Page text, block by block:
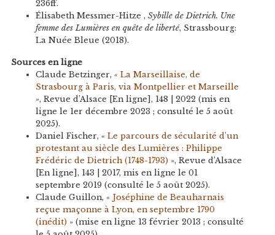
236ff.
Élisabeth Messmer-Hitze , Sybille de Dietrich. Une
femme des Lumières en quête de liberté, Strassbourg:
La Nuée Bleue (2018).
Sources en ligne
Claude Betzinger, « La Marseillaise, de
Strasbourg à Paris, via Montpellier et Marseille
», Revue d’Alsace [En ligne], 148 | 2022 (mis en
ligne le 1er décembre 2023 ; consulté le 5 août
2025).
Daniel Fischer, « Le parcours de sécularité d’un
protestant au siècle des Lumières : Philippe
Frédéric de Dietrich (1748-1793)», Revue d’Alsace
[En ligne], 143 | 2017, mis en ligne le 01
septembre 2019 (consulté le 5 août 2025).
Claude Guillon, « Joséphine de Beauharnais
reçue maçonne à Lyon, en septembre 1790
(inédit)» (mise en ligne 13 février 2013 ; consulté